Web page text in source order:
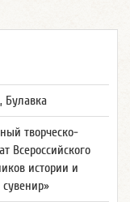
Булавка
творческо-
Всероссийского
истории и